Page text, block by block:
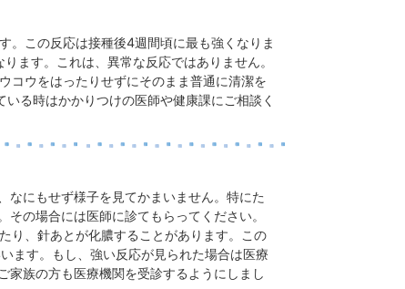
。この反応は接種後4週間頃に最も強くなりま
ます。これは、異常な反応ではありません。
コウをはったりせずにそのまま普通に清潔を
る時はかかりつけの医師や健康課にご相談く
なにもせず様子を見てかまいません。特にた
の場合には医師に診てもらってください。
り、針あとが化膿することがあります。この
ます。もし、強い反応が見られた場合は医療
家族の方も医療機関を受診するようにしまし